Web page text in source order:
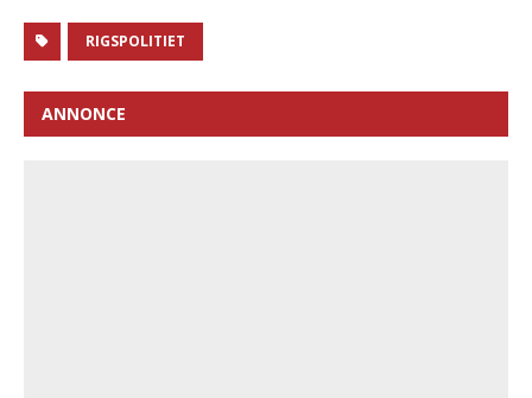
RIGSPOLITIET
ANNONCE